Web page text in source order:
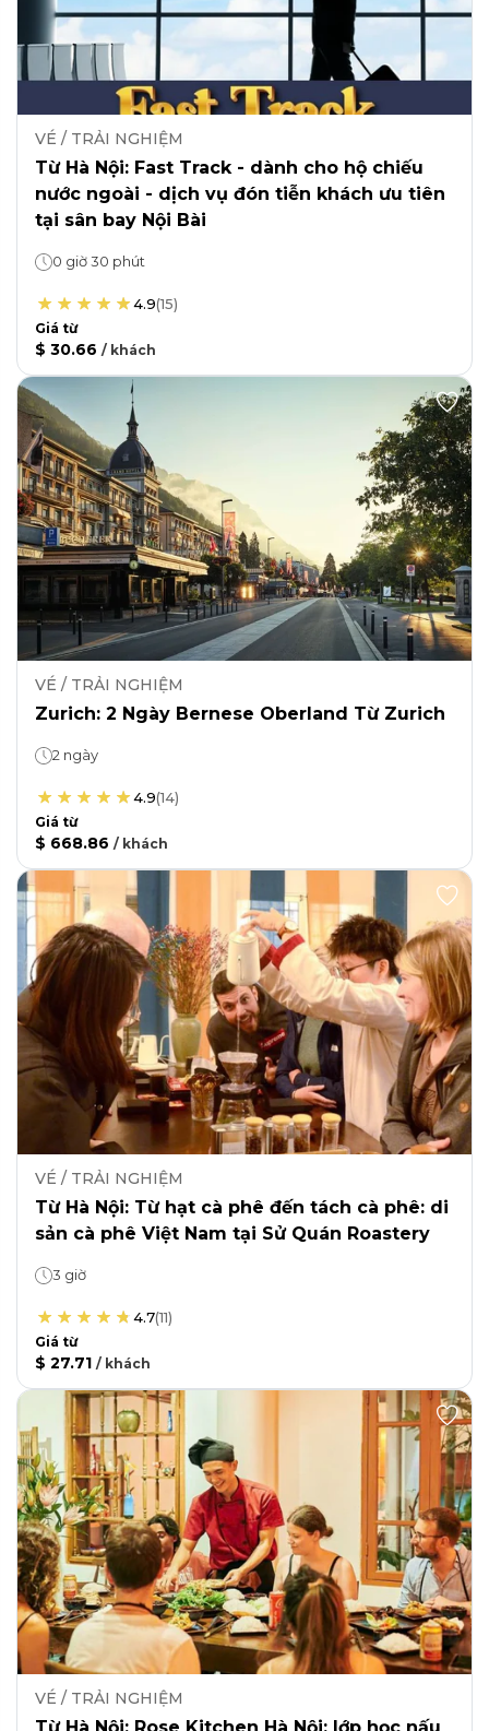
VÉ / TRẢI NGHIỆM
Từ Hà Nội: Fast Track - dành cho hộ chiếu
nước ngoài - dịch vụ đón tiễn khách ưu tiên
tại sân bay Nội Bài
0 giờ 30 phút
4.9(15)
Giá từ
$ 30.66 / khách
VÉ / TRẢI NGHIỆM
Zurich: 2 Ngày Bernese Oberland Từ Zurich
2 ngày
4.9(14)
Giá từ
$ 668.86 / khách
VÉ / TRẢI NGHIỆM
Từ Hà Nội: Từ hạt cà phê đến tách cà phê: di
sản cà phê Việt Nam tại Sử Quán Roastery
3 giờ
4.7(11)
Giá từ
$ 27.71 / khách
VÉ / TRẢI NGHIỆM